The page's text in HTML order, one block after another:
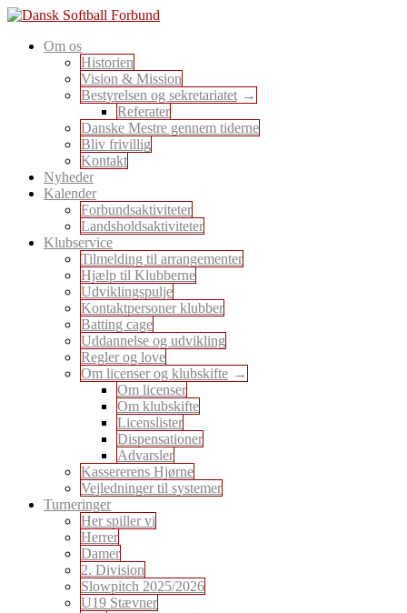
Skip
content
Dansk Softball Forbund
En sport for alle
Om os
Historien
Vision & Mission
Bestyrelsen og sekretariatet
Referater
Danske Mestre gennem tiderne
Bliv frivillig
Kontakt
Nyheder
Kalender
Forbundsaktiviteter
Landsholdsaktiviteter
Klubservice
Tilmelding til arrangementer
Hjælp til Klubberne
Udviklingspulje
Kontaktpersoner klubber
Batting cage
Uddannelse og udvikling
Regler og love
Om licenser og klubskifte
Om licenser
Om klubskifte
Licenslister
Dispensationer
Advarsler
Kassererens Hjørne
Vejledninger til systemer
Turneringer
Her spiller vi
Herrer
Damer
2. Division
Slowpitch 2025/2026
U19 Stævner